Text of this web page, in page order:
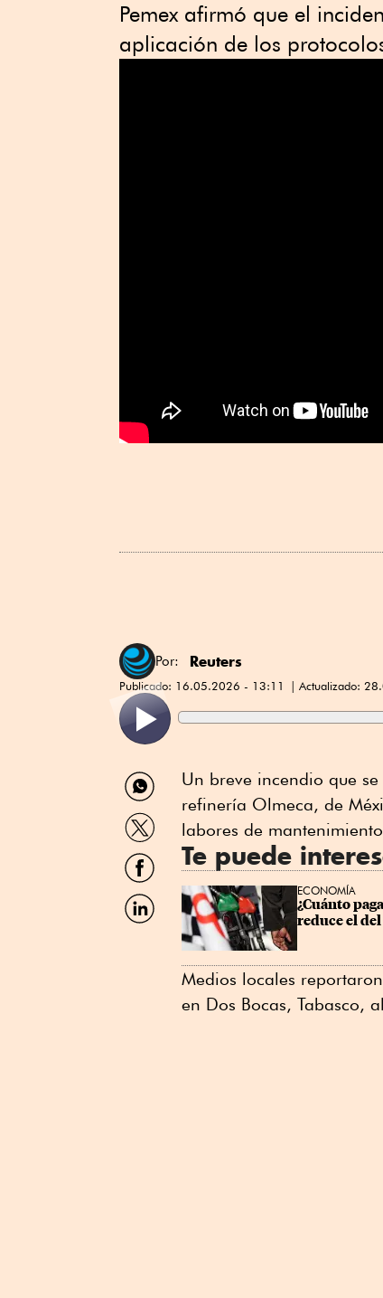
Pemex afirmó que el
aplicación de los
Por: Reuters
Publicado: 16.05.2026 - 13:11 Actualizado:
Compartir
por
WhatsApp
Compartir
por
Twitter
Compartir
por
Facebook
Compartir
por
Un ⁠breve incendio que
⁠refinería Olmeca, de
labores de
Te puede
ECONOMÍA
¿Cuánto
reduce el
Medios locales
en Dos Bocas, Tabasco,